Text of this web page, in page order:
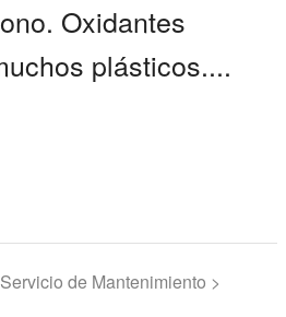
Oxidantes
plásticos....
de Mantenimiento >